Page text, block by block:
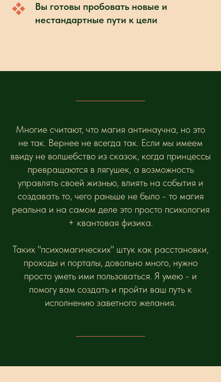
Вы готовы пробовать новые и
нестандартные пути к цели
Многие считают, что магия антинаучна, но это
не так. Вернее не всегда так. Если мы имеем
ввиду не волшебство из сказок, когда принцессы
превращаются в лягушек, а возможность
управлять своей жизнью, влиять на события и
создавать то, чего раньше не было - то магия
реальна и на самом деле это просто психология
+ квантовая физика.
Таких "психомагических" штук как расстановки,
проходы и порталы, довольно много, нужно
просто уметь ими пользоваться. Я умею - и
помогу вам создать и пройти ваш путь к
исполнению заветного желания.